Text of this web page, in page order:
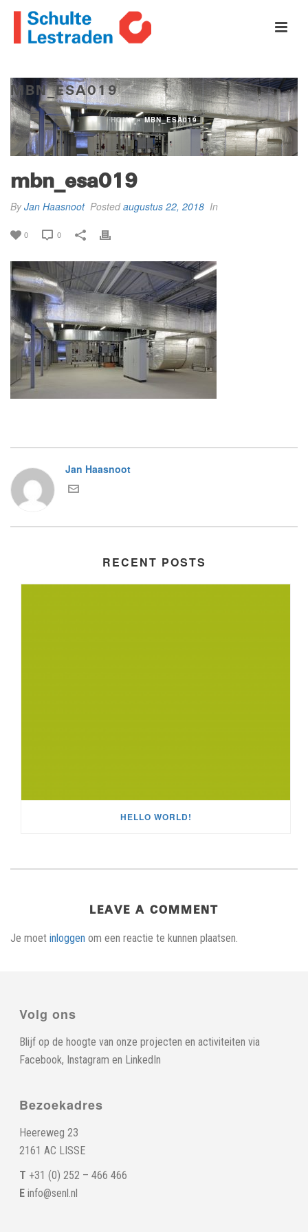
MBN_ESA019
HOME»MBN_ESA019
mbn_esa019
ByJan Haasnoot Postedaugustus 22, 2018 In
0 0
Jan Haasnoot
RECENT POSTS
HELLO WORLD!
LEAVE A COMMENT
Je moet inloggen om een reactie te kunnen plaatsen.
Volg ons
Blijf op de hoogte van onze projecten en activiteiten via
Facebook, Instagram en LinkedIn
Bezoekadres
Heereweg 23
2161 AC LISSE
T +31 (0) 252 – 466 466
E info@senl.nl